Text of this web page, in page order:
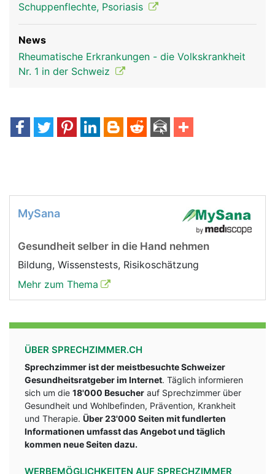
Schuppenflechte, Psoriasis
News
Rheumatische Erkrankungen - die Volkskrankheit
Nr. 1 in der Schweiz
MySana
Gesundheit selber in die Hand nehmen
Bildung, Wissenstests, Risikoschätzung
Mehr zum Thema
ÜBER SPRECHZIMMER.CH
Sprechzimmer ist der meistbesuchte Schweizer
Gesundheitsratgeber im Internet. Täglich informieren
sich um die 18'000 Besucher auf Sprechzimmer über
Gesundheit und Wohlbefinden, Prävention, Krankheit
und Therapie. Über 23'000 Seiten mit fundlerten
Informationen umfasst das Angebot und täglich
kommen neue Seiten dazu.
WERBEMÖGLICHKEITEN AUF SPRECHZIMMER